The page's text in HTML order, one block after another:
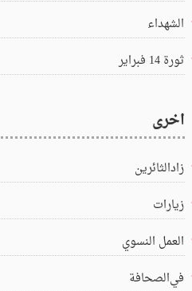
الشهداء
ثورة 14 فبراير
اخرى
زادالثائرين
زيارات
العمل النسوي
في‌الصحافة